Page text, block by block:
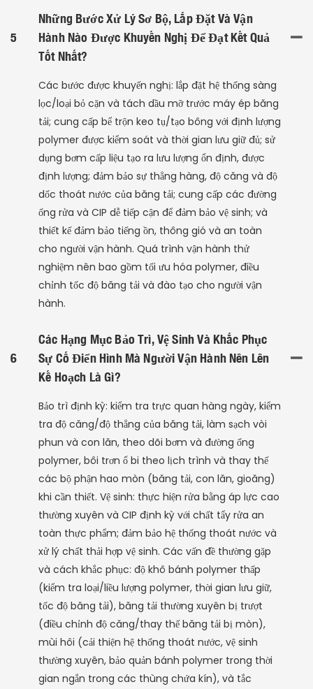
5
Những Bước Xử Lý Sơ Bộ, Lắp Đặt Và Vận
Hành Nào Được Khuyến Nghị Để Đạt Kết Quả
Tốt Nhất?
Các bước được khuyến nghị: lắp đặt hệ thống sàng
lọc/loại bỏ cặn và tách dầu mỡ trước máy ép băng
tải; cung cấp bể trộn keo tụ/tạo bông với định lượng
polymer được kiểm soát và thời gian lưu giữ đủ; sử
dụng bơm cấp liệu tạo ra lưu lượng ổn định, được
định lượng; đảm bảo sự thẳng hàng, độ căng và độ
dốc thoát nước của băng tải; cung cấp các đường
ống rửa và CIP dễ tiếp cận để đảm bảo vệ sinh; và
thiết kế đảm bảo tiếng ồn, thông gió và an toàn
cho người vận hành. Quá trình vận hành thử
nghiệm nên bao gồm tối ưu hóa polymer, điều
chỉnh tốc độ băng tải và đào tạo cho người vận
hành.
6
Các Hạng Mục Bảo Trì, Vệ Sinh Và Khắc Phục
Sự Cố Điển Hình Mà Người Vận Hành Nên Lên
Kế Hoạch Là Gì?
Bảo trì định kỳ: kiểm tra trực quan hàng ngày, kiểm
tra độ căng/độ thẳng của băng tải, làm sạch vòi
phun và con lăn, theo dõi bơm và đường ống
polymer, bôi trơn ổ bi theo lịch trình và thay thế
các bộ phận hao mòn (băng tải, con lăn, gioăng)
khi cần thiết. Vệ sinh: thực hiện rửa bằng áp lực cao
thường xuyên và CIP định kỳ với chất tẩy rửa an
toàn thực phẩm; đảm bảo hệ thống thoát nước và
xử lý chất thải hợp vệ sinh. Các vấn đề thường gặp
và cách khắc phục: độ khô bánh polymer thấp
(kiểm tra loại/liều lượng polymer, thời gian lưu giữ,
tốc độ băng tải), băng tải thường xuyên bị trượt
(điều chỉnh độ căng/thay thế băng tải bị mòn),
mùi hôi (cải thiện hệ thống thoát nước, vệ sinh
thường xuyên, bảo quản bánh polymer trong thời
gian ngắn trong các thùng chứa kín), và tắc